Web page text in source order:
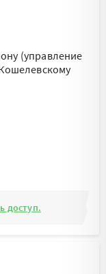
(управление
доступ.